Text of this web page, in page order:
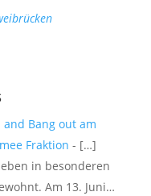
and Bang out am
Fraktion - […]
in besonderen
Am 13. Juni…